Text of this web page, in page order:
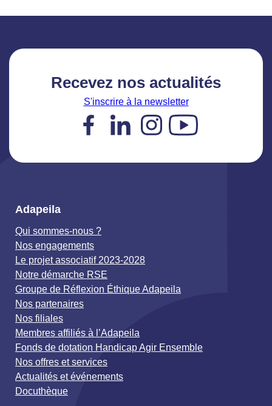
Recevez nos actualités
S'inscrire à la newsletter
Facebook
LinkedIn
Instagram
YouTube
Adapeila
Qui sommes-nous ?
Nos engagements
Le projet associatif 2023-2028
Notre démarche RSE
Groupe de Réflexion Éthique Adapeila
Nos partenaires
Nos filiales
Membres affiliés à l’Adapeila
Fonds de dotation Handicap Agir Ensemble
Nos offres et services
Actualités et événements
Docuthèque